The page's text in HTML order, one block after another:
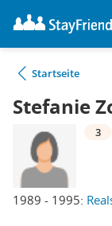
Startseite
Stefanie
1989 - 1995:
3